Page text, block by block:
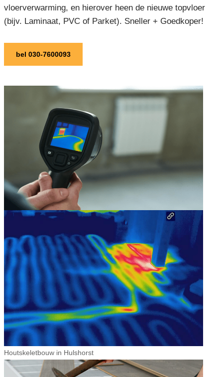
vloerverwarming, en hierover heen de nieuwe topvloer
(bijv. Laminaat, PVC of Parket). Sneller + Goedkoper!
bel 030-7600093
Houtskeletbouw in Hulshorst